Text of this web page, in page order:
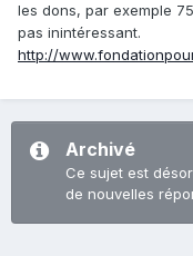
les dons, par exemple
pas inintéressant.
http://
Archivé
Ce sujet est
de nouvelles